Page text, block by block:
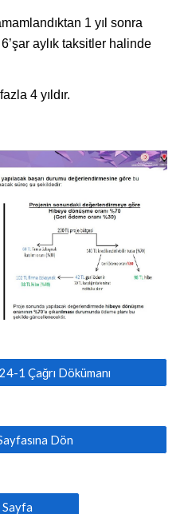
1 yıl sonra
aylık taksitler halinde
4 yıldır.
1 Çağrı Dökümanı
Dön
Sayfa